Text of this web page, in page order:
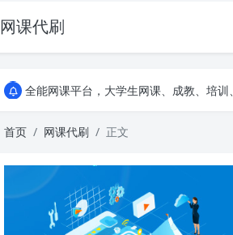
网课代刷
AI论文写作平台，根据真实文献内容生成
全能网课平台，大学生网课、成教、培
全能网课平台，大学生网课、成教、培
首页 网课代刷 正文